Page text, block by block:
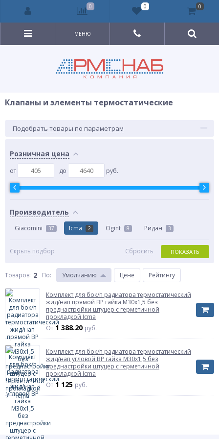
МЕНЮ
Клапаны и элементы термостатические
Подобрать товары по параметрам
Розничная цена
от до руб.
Производитель
Giacomini 37 Icma 2 Ogint 8 Ридан 3
Скрыть подбор ПОКАЗАТЬ
Сбросить
Товаров: 2 По: Умолчанию Цене Рейтингу
Комплект для бок/п радиатора термостатический
жид/нап прямой ВР гайка М30х1,5 без
преднастройки штуцер с герметичной
прокладкой Icma
От1 388.20 руб.
Комплект для бок/п радиатора термостатический
жид/нап угловой ВР гайка М30х1,5 без
преднастройки штуцер с герметичной
прокладкой Icma
От1 125 руб.
0 0 0